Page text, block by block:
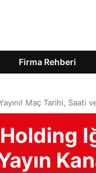
Firma Rehberi
Maç Tarihi, Saati